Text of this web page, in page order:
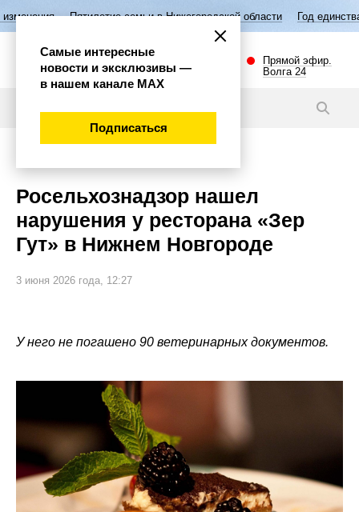
семьи в Нижегородской области Год единства народов
Прямой эфир.
Волга 24
Росельхознадзор нашел
нарушения у ресторана «Зер
Гут» в Нижнем Новгороде
3 июня 2026 года, 12:27
У него не погашено 90 ветеринарных документов.
Самые интересные
новости и эксклюзивы —
в нашем канале МАХ
Подписаться